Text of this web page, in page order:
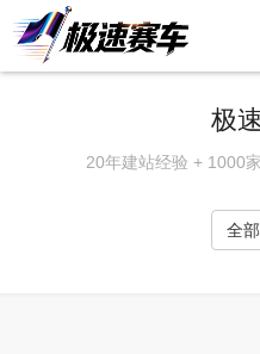
极
20年建站经验 + 1000
全